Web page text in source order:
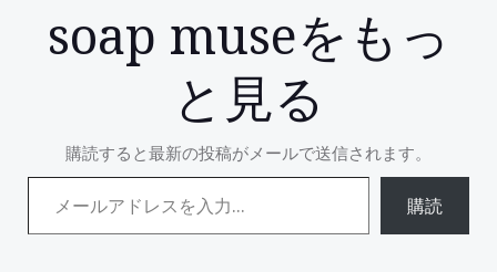
soap museをもっ
と見る
購読すると最新の投稿がメールで送信されます。
メールアドレスを入力...
購読